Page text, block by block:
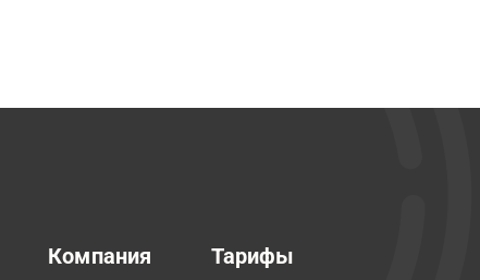
Компания Тарифы